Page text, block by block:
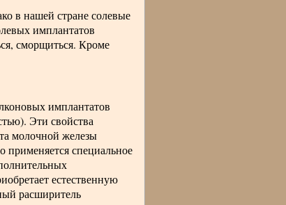
в нашей стране солевые
имплантатов
сморщиться. Кроме
имплантатов
Эти свойства
молочной железы
применяется специальное
естественную
расширитель